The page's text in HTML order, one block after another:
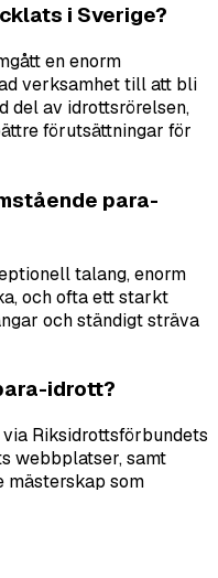
i Sverige?
en enorm
verksamhet till att bli
del av idrottsrörelsen,
förutsättningar för
para-
talang, enorm
och ofta ett starkt
och ständigt sträva
idrott?
Riksidrottsförbundets
webbplatser, samt
mästerskap som